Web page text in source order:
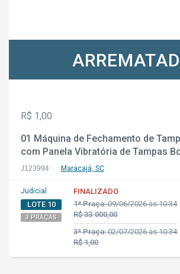
R$ 1,00
01 Máquina de Fechamento de
com Panela Vibratória de Tampas
J123994 Maracajá, SC
Judicial
LOTE 10
3 PRAÇAS
FINALIZADO
1ª Praça:09/06/2026 às 10:34
R$ 33.000,00
3ª Praça:02/07/2026 às 10:34
R$ 1,00